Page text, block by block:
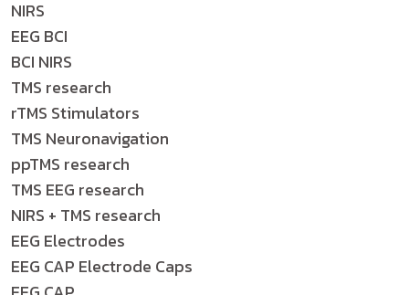
NIRS
EEG BCI
BCI NIRS
TMS research
rTMS Stimulators
TMS Neuronavigation
ppTMS research
TMS EEG research
NIRS + TMS research
EEG Electrodes
EEG CAP Electrode Caps